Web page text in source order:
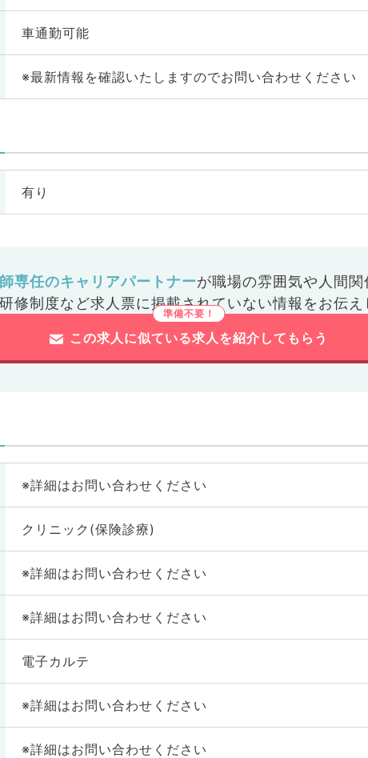
車通勤可能
※最新情報を確認いたしますのでお問い合わせください
有り
専任のキャリアパートナーが職場の雰囲気や人間関
修制度など求人票に掲載されていない情報をお伝え
この求人に似ている求人を紹介してもらう
※詳細はお問い合わせください
クリニック(保険診療)
※詳細はお問い合わせください
※詳細はお問い合わせください
電子カルテ
※詳細はお問い合わせください
※詳細はお問い合わせください